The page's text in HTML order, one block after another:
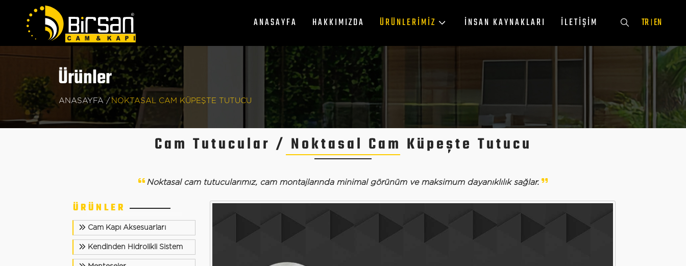
ANASAYFA HAKKIMIZDA ÜRÜNLERIMIZ İNSAN KAYNAKLARI İLETIŞIM TR | EN
Ürünler
ANASAYFA /NOKTASAL CAM KÜPEŞTE TUTUCU
Cam Tutucular / Noktasal Cam Küpeşte Tutucu
Noktasal cam tutucularımız, cam montajlarında minimal görünüm ve maksimum dayanıklılık sağlar.
ÜRÜNLER
Cam Kapı Aksesuarları
Kendinden Hidrolikli Sistem